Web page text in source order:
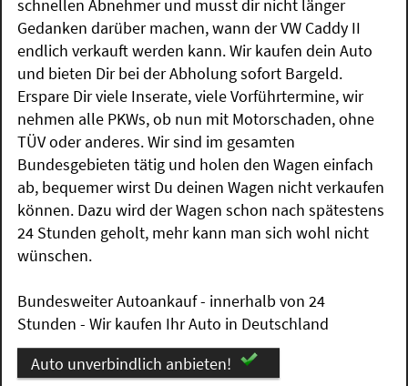
schnellen Abnehmer und musst dir nicht länger
Gedanken darüber machen, wann der VW Caddy II
endlich verkauft werden kann. Wir kaufen dein Auto
und bieten Dir bei der Abholung sofort Bargeld.
Erspare Dir viele Inserate, viele Vorführtermine, wir
nehmen alle PKWs, ob nun mit Motorschaden, ohne
TÜV oder anderes. Wir sind im gesamten
Bundesgebieten tätig und holen den Wagen einfach
ab, bequemer wirst Du deinen Wagen nicht verkaufen
können. Dazu wird der Wagen schon nach spätestens
24 Stunden geholt, mehr kann man sich wohl nicht
wünschen.
Bundesweiter Autoankauf - innerhalb von 24
Stunden - Wir kaufen Ihr Auto in Deutschland
Auto unverbindlich anbieten!